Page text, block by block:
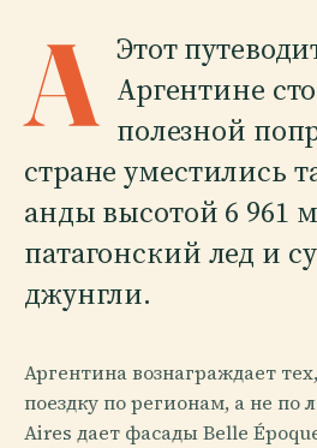
A Этот
Аргентине
полезной
стране уместились
анды высотой 6 961
патагонский лед и
джунгли.
Аргентина вознаграждает
поездку по регионам, а не по
Aires дает фасады Belle